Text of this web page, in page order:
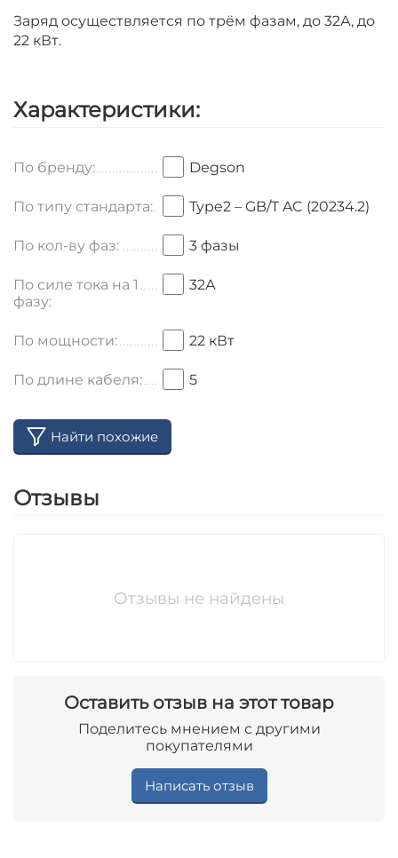
Заряд осуществляется по трём фазам, до 32А, до
22 кВт.
Характеристики:
По бренду: Degson
По типу стандарта: Type2 – GB/T AC (20234.2)
По кол-ву фаз: 3 фазы
По силе тока на 1
фазу:
32А
По мощности: 22 кВт
По длине кабеля: 5
Найти похожие
Отзывы
Отзывы не найдены
Оставить отзыв на этот товар
Поделитесь мнением с другими
покупателями
Написать отзыв